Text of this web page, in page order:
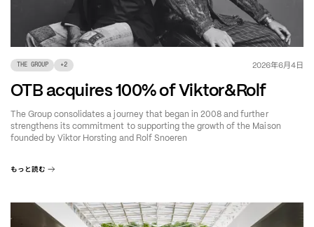
THE GROUP +2 2026年6月4日
OTB acquires 100% of Viktor&Rolf
The Group consolidates a journey that began in 2008 and further
strengthens its commitment to supporting the growth of the Maison
founded by Viktor Horsting and Rolf Snoeren
もっと読む